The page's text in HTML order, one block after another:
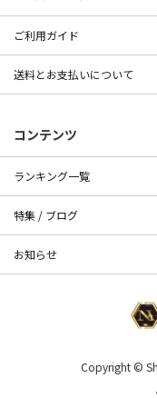
ご利用ガイド
送料とお支払いについて
コンテンツ
ランキング一覧
特集 / ブログ
お知らせ
Copyright ©